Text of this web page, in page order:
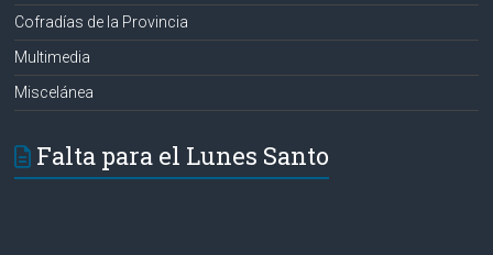
Cofradías de la Provincia
Multimedia
Miscelánea
Falta para el Lunes Santo